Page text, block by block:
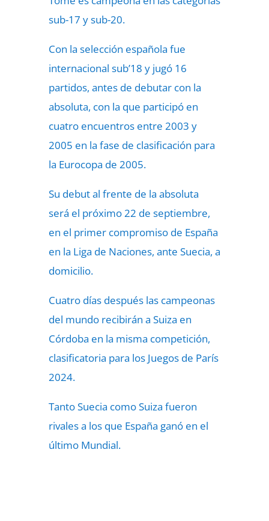
sub-17 y sub-20.
Con la selección española fue
internacional sub’18 y jugó 16
partidos, antes de debutar con la
absoluta, con la que participó en
cuatro encuentros entre 2003 y
2005 en la fase de clasificación para
la Eurocopa de 2005.
Su debut al frente de la absoluta
será el próximo 22 de septiembre,
en el primer compromiso de España
en la Liga de Naciones, ante Suecia, a
domicilio.
Cuatro días después las campeonas
del mundo recibirán a Suiza en
Córdoba en la misma competición,
clasificatoria para los Juegos de París
2024.
Tanto Suecia como Suiza fueron
rivales a los que España ganó en el
último Mundial.